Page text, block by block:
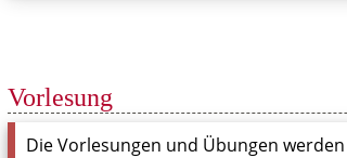
Vorlesung
Die Vorlesungen und Übungen